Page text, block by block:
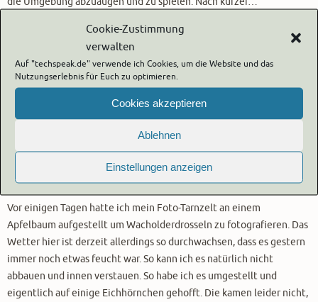
Cookie-Zustimmung
verwalten
Auf "techspeak.de" verwende ich Cookies, um die Website und das
Nutzungserlebnis für Euch zu optimieren.
Cookies akzeptieren
Ablehnen
Einstellungen anzeigen
…weiterlesen…
Mit anderen teilen:
Stunde der Gartenvögel
16. Januar 2018
Vor einigen Tagen hatte ich mein Foto-Tarnzelt an einem
Apfelbaum aufgestellt um Wacholderdrosseln zu fotografieren. Das
Wetter hier ist derzeit allerdings so durchwachsen, dass es gestern
immer noch etwas feucht war. So kann ich es natürlich nicht
abbauen und innen verstauen. So habe ich es umgestellt und
eigentlich auf einige Eichhörnchen gehofft. Die kamen leider nicht,